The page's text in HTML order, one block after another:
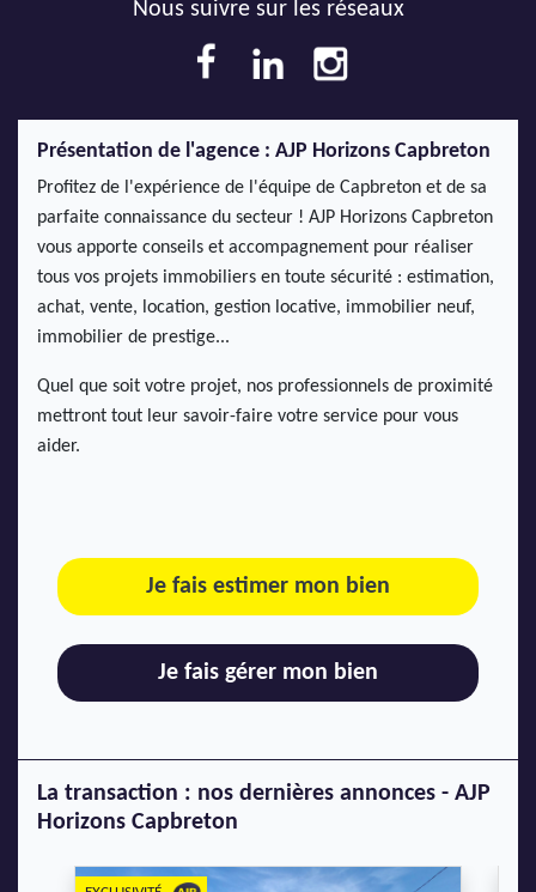
Nous suivre sur les réseaux
Présentation de l'agence : AJP Horizons Capbreton
Profitez de l'expérience de l'équipe de Capbreton et de sa
parfaite connaissance du secteur ! AJP Horizons Capbreton
vous apporte conseils et accompagnement pour réaliser
tous vos projets immobiliers en toute sécurité : estimation,
achat, vente, location, gestion locative, immobilier neuf,
immobilier de prestige...
Quel que soit votre projet, nos professionnels de proximité
mettront tout leur savoir-faire votre service pour vous
aider.
Je fais estimer mon bien
Je fais gérer mon bien
La transaction : nos dernières annonces - AJP
Horizons Capbreton